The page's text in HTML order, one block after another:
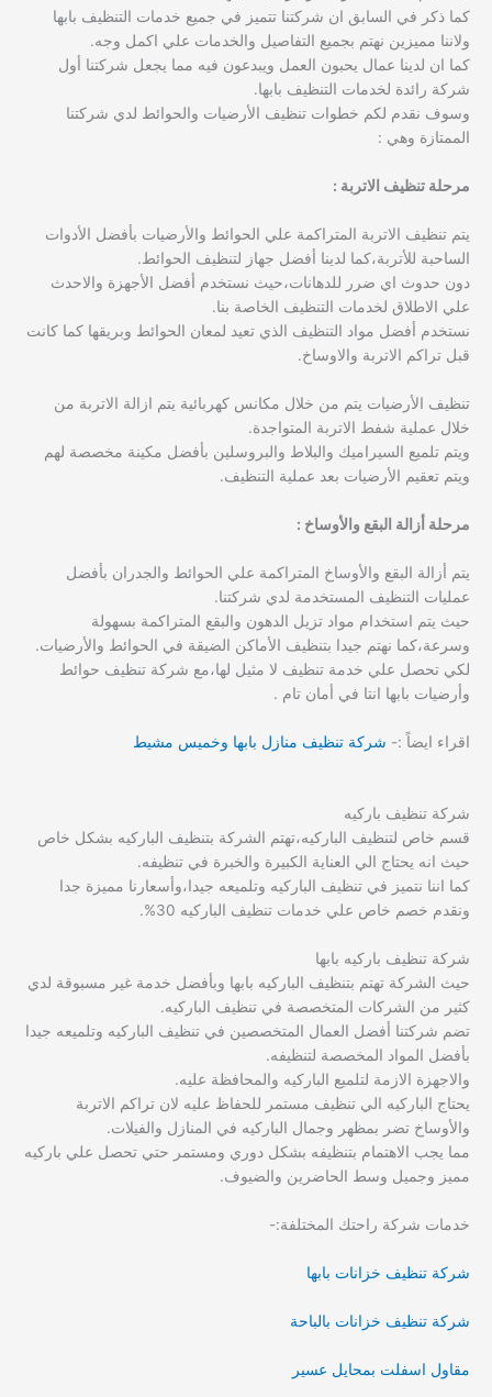
كما ذكر في السابق ان شركتنا تتميز في جميع خدمات التنظيف بابها
ولاننا مميزين نهتم بجميع التفاصيل والخدمات علي اكمل وجه.
كما ان لدينا عمال يحبون العمل ويبدعون فيه مما يجعل شركتنا أول
شركة رائدة لخدمات التنظيف بابها.
وسوف نقدم لكم خطوات تنظيف الأرضيات والحوائط لدي شركتنا
الممتازة وهي :
مرحلة تنظيف الاتربة :
يتم تنظيف الاتربة المتراكمة علي الحوائط والأرضيات بأفضل الأدوات
الساحبة للأتربة،كما لدينا أفضل جهاز لتنظيف الحوائط.
دون حدوث اي ضرر للدهانات،حيث نستخدم أفضل الأجهزة والاحدث
علي الاطلاق لخدمات التنظيف الخاصة بنا.
نستخدم أفضل مواد التنظيف الذي تعيد لمعان الحوائط وبريقها كما كانت
قبل تراكم الاتربة والاوساخ.
تنظيف الأرضيات يتم من خلال مكانس كهربائية يتم ازالة الاتربة من
خلال عملية شفط الاتربة المتواجدة.
ويتم تلميع السيراميك والبلاط والبروسلين بأفضل مكينة مخصصة لهم
ويتم تعقيم الأرضيات بعد عملية التنظيف.
مرحلة أزالة البقع والأوساخ :
يتم أزالة البقع والأوساخ المتراكمة علي الحوائط والجدران بأفضل
عمليات التنظيف المستخدمة لدي شركتنا.
حيث يتم استخدام مواد تزيل الدهون والبقع المتراكمة بسهولة
وسرعة،كما نهتم جيدا بتنظيف الأماكن الضيقة في الحوائط والأرضيات.
لكي تحصل علي خدمة تنظيف لا مثيل لها،مع شركة تنظيف حوائط
وأرضيات بابها انتا في أمان تام .
اقراء ايضاً :- شركة تنظيف منازل بابها وخميس مشيط
شركة تنظيف باركيه
قسم خاص لتنظيف الباركيه،تهتم الشركة بتنظيف الباركيه بشكل خاص
حيث انه يحتاج الي العناية الكبيرة والخبرة في تنظيفه.
كما اننا نتميز في تنظيف الباركيه وتلميعه جيدا،وأسعارنا مميزة جدا
ونقدم خصم خاص علي خدمات تنظيف الباركيه 30%.
شركة تنظيف باركيه بابها
حيث الشركة تهتم بتنظيف الباركيه بابها وبأفضل خدمة غير مسبوقة لدي
كثير من الشركات المتخصصة في تنظيف الباركيه.
تضم شركتنا أفضل العمال المتخصصين في تنظيف الباركيه وتلميعه جيدا
بأفضل المواد المخصصة لتنظيفه.
والاجهزة الازمة لتلميع الباركيه والمحافظة عليه.
يحتاج الباركيه الي تنظيف مستمر للحفاظ عليه لان تراكم الاتربة
والأوساخ تضر بمظهر وجمال الباركيه في المنازل والفيلات.
مما يجب الاهتمام بتنظيفه بشكل دوري ومستمر حتي تحصل علي باركيه
مميز وجميل وسط الحاضرين والضيوف.
خدمات شركة راحتك المختلفة:-
شركة تنظيف خزانات بابها
شركة تنظيف خزانات بالباحة
مقاول اسفلت بمحايل عسير